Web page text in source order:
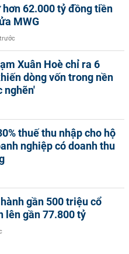
62.000 tỷ đồng tiền
MWG
Xuân Hoè chỉ ra 6
dòng vốn trong nền
nghẽn'
thuế thu nhập cho hộ
nghiệp có doanh thu
gần 500 triệu cổ
lên gần 77.800 tỷ